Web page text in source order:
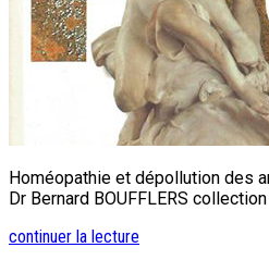
Homéopathie et dépollution des
Dr Bernard BOUFFLERS
continuer la lecture